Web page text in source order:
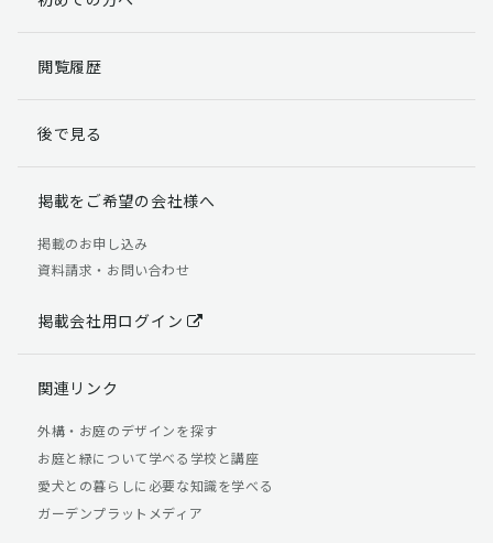
閲覧履歴
後で見る
掲載をご希望の会社様へ
掲載のお申し込み
資料請求・お問い合わせ
掲載会社用ログイン
関連リンク
外構・お庭のデザインを探す
お庭と緑について学べる学校と講座
愛犬との暮らしに必要な知識を学べる
ガーデンプラットメディア